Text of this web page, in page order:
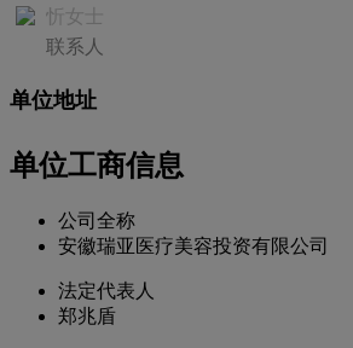
忻女士
联系人
单位地址
单位工商信息
公司全称
安徽瑞亚医疗美容投资有限公司
法定代表人
郑兆盾